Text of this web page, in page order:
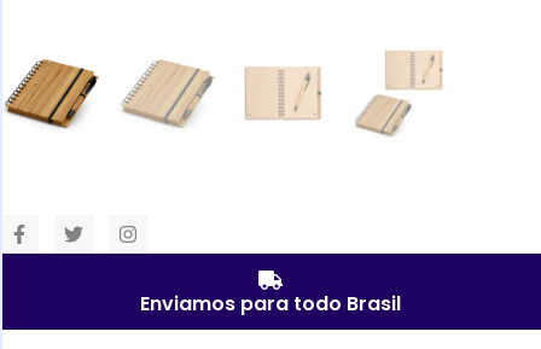
Enviamos para todo Brasil